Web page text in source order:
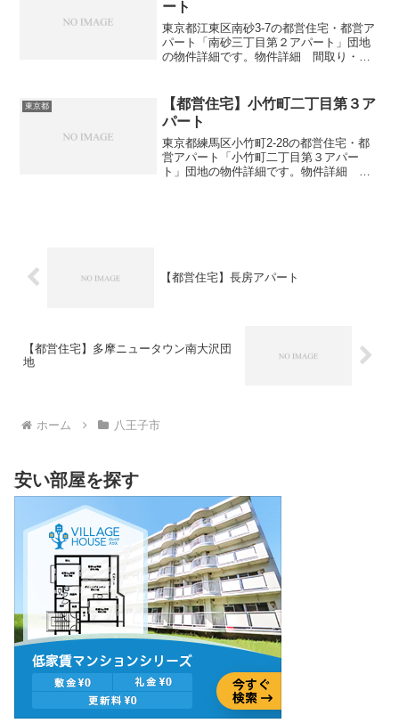
ート
東京都江東区南砂3-7の都営住宅・都営ア
パート「南砂三丁目第２アパート」団地
の物件詳細です。物件詳細 間取り・広
さ・面積33㎡建設年度築年数1967交通・
アクセス...
東京都
【都営住宅】小竹町二丁目第３ア
パート
東京都練馬区小竹町2-28の都営住宅・都
営アパート「小竹町二丁目第３アパー
ト」団地の物件詳細です。物件詳細 間
【都営住宅】長房アパート
【都営住宅】多摩ニュータウン南大沢団
地
ホーム 八王子市
安い部屋を探す